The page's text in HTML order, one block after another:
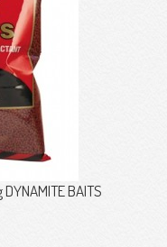
BAITS